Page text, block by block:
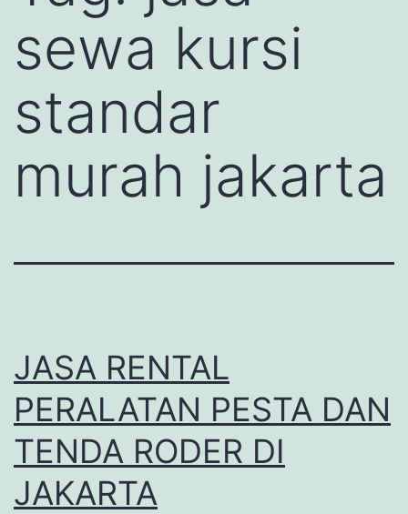
sewa kursi
standar
murah jakarta
JASA RENTAL
PERALATAN PESTA DAN
TENDA RODER DI
JAKARTA